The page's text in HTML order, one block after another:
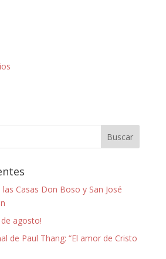
las Casas Don Boso y San José
agosto!
de Paul Thang: “El amor de Cristo